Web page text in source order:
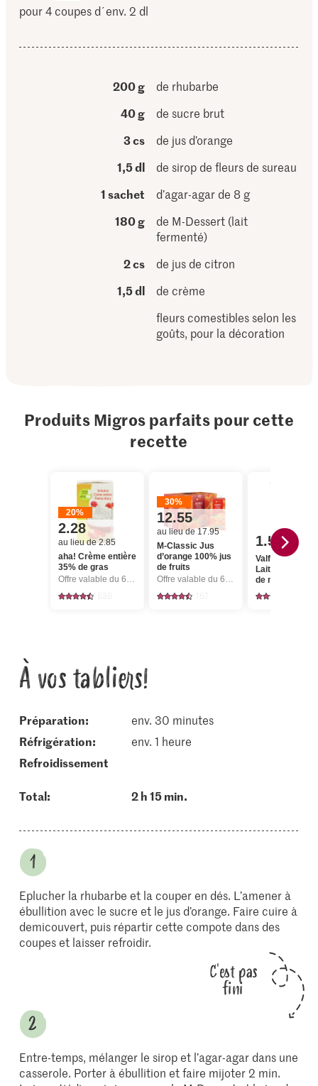
pour 4 coupes d´env. 2 dl
200 g
de rhubarbe
40 g
de sucre brut
3 cs
de jus d’orange
1,5 dl
de sirop de fleurs de sureau
1 sachet
d’agar-agar de 8 g
180 g
de M-Dessert (lait
fermenté)
2 cs
de jus de citron
1,5 dl
de crème
fleurs comestibles selon les
goûts, pour la décoration
Produits Migros parfaits pour cette
recette
20%
2.28
au lieu de 2.85
aha! Crème entière
35% de gras
Offre valable du 6.8 au 12.8.2026, jusqu’à épuisement du stock.
30%
12.55
au lieu de 17.95
M-Classic Jus
d’orange 100% jus
de fruits
Offre valable du 6.8 au 12.8.2026, jusqu’à épuisement du stock.
1.55
Valflora M-
Lait acidulé 12
de matière
À vos tabliers!
Préparation:
env. 30 minutes
réfrigération:
env. 1 heure
refroidissement
Total: 2 h 15 min.
Eplucher la rhubarbe et la couper en dés. L’amener à
ébullition avec le sucre et le jus d’orange. Faire cuire à
demi­couvert, puis répartir cette compote dans des
coupes et laisser refroidir.
C'est pas
fini
Entre-temps, mélanger le sirop et l’agar-agar dans une
casserole. Porter à ébullition et faire mijoter 2 min.